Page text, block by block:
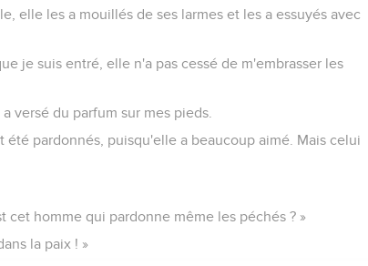
elle les a mouillés de ses larmes et les a essuyés avec
je suis entré, elle n'a pas cessé de m'embrasser les
versé du parfum sur mes pieds.
pardonnés, puisqu'elle a beaucoup aimé. Mais celui
cet homme qui pardonne même les péchés ? »
la paix ! »